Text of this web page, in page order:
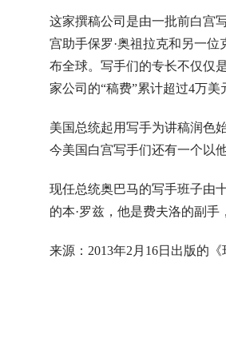
这家撰稿公司是由一批前白宫
宫助手保罗·奥祖拉克和另一
布全球。写手们的专长不仅仅
家公司的“稿费”累计超过4万美
美国总统起用写手为讲稿润色
今美国白宫写手们还有一个以
现任总统奥巴马的写手班子由
的本·罗兹，他是费夫洛的副手
来源：2013年2月16日出版的